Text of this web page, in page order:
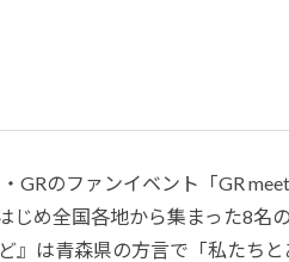
GRのファンイベント「GR
じめ全国各地から集まった8名の
は青森県の方言で「私たちと